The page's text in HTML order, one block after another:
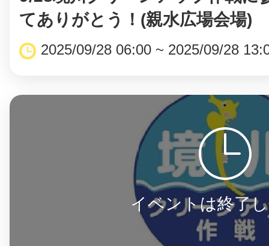
てありがとう！(親水広場会場)
2025/09/28 06:00 ~ 2025/09/28
イベントは終了
まちのコイン
お知らせ
ヘルプ
お問い合わせ
プライバシーポ